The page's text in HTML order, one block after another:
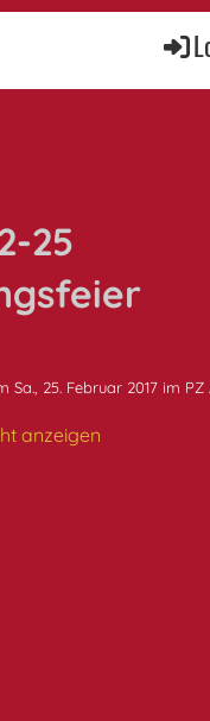
25
Sa., 25. Februar 2017 im
anzeigen